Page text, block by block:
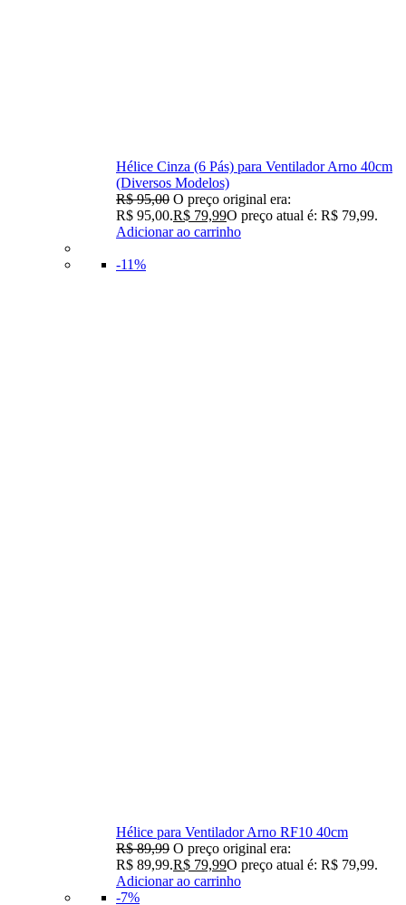
Hélice Cinza (6 Pás) para Ventilador Arno 40cm
(Diversos Modelos)
R$95,00 O preço original era:
R$ 95,00.R$ 79,99O preço atual é: R$ 79,99.
Adicionar ao carrinho
-11%
Hélice para Ventilador Arno RF10 40cm
R$89,99 O preço original era:
R$ 89,99.R$ 79,99O preço atual é: R$ 79,99.
Adicionar ao carrinho
-7%